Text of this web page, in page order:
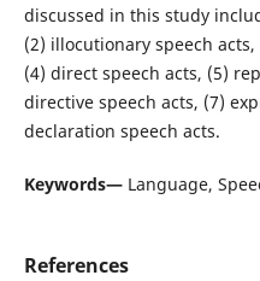
discussed in this study
(2) illocutionary speech
(4) direct speech acts, (5)
directive speech acts, (7)
declaration speech acts.
Keywords—Language,
References